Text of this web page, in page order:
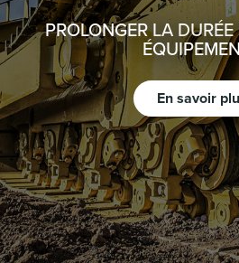
PROLONGER LA
En savoir